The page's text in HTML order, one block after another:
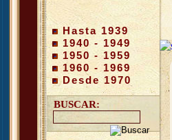
Hasta 1939
1940 - 1949
1950 - 1959
1960 - 1969
Desde 1970
BUSCAR: